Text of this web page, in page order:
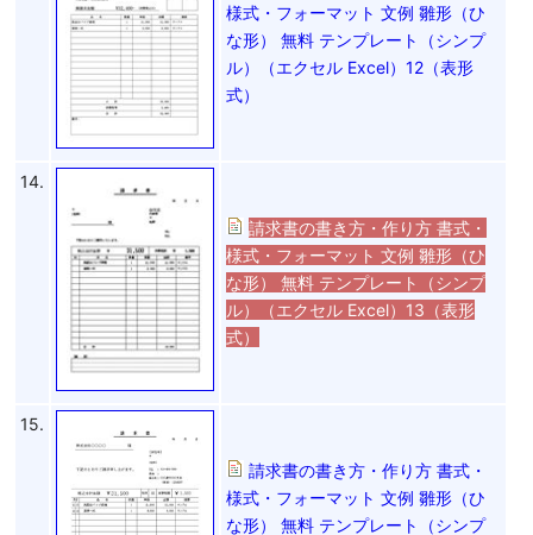
様式・フォーマット 文例 雛形（ひ
な形） 無料 テンプレート（シンプ
ル）（エクセル Excel）12（表形
式）
14.
請求書の書き方・作り方 書式・
様式・フォーマット 文例 雛形（ひ
な形） 無料 テンプレート（シンプ
ル）（エクセル Excel）13（表形
式）
15.
請求書の書き方・作り方 書式・
様式・フォーマット 文例 雛形（ひ
な形） 無料 テンプレート（シンプ